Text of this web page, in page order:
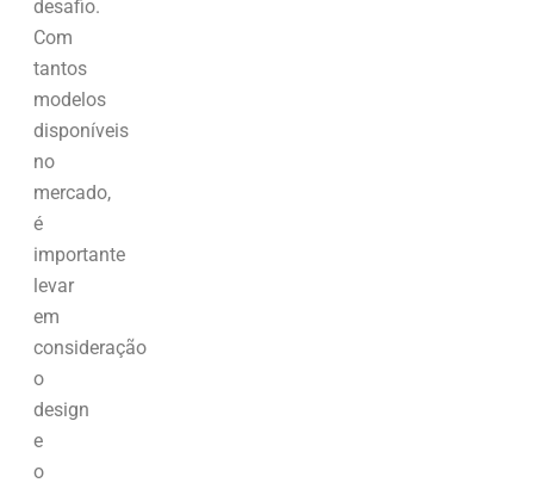
desafio.
Com
tantos
modelos
disponíveis
no
mercado,
é
importante
levar
em
consideração
o
design
e
o